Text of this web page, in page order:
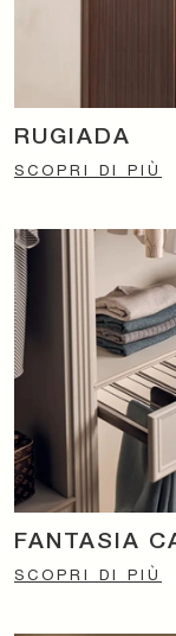
RUGIADA
SCOPRI DI PIÙ
FANTASIA
SCOPRI DI PIÙ